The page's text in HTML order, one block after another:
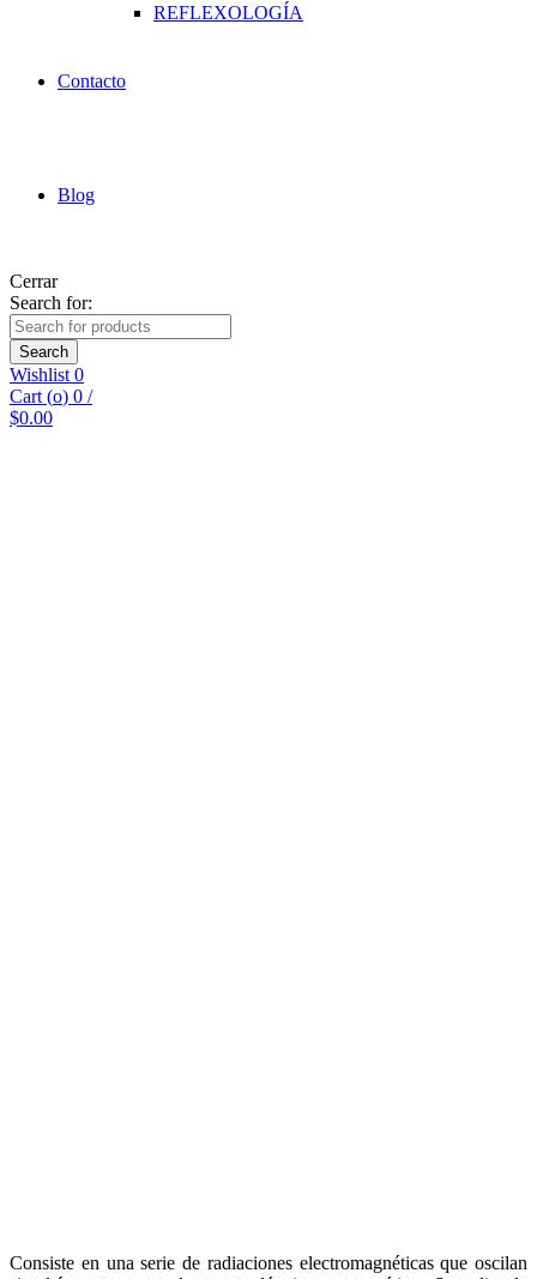
REFLEXOLOGÍA
Contacto
Blog
Cerrar
Search for:
Search
Wishlist 0
Cart (o) 0 /
$0.00
Consiste en una serie de radiaciones electromagnéticas que oscilan